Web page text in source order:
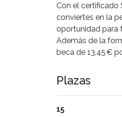
Con el certificado
conviertes en la
oportunidad para
Además de la
beca de 13,45 €
Plazas
15